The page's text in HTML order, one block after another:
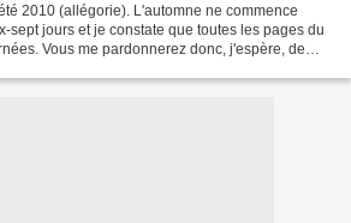
2010 (allégorie). L'automne ne commence
sept jours et je constate que toutes les pages du
Vous me pardonnerez donc, j'espère, de